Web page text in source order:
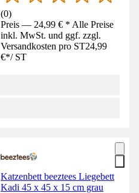
(0)
Preis — 24,99 € * Alle Preise
inkl. MwSt. und ggf. zzgl.
Versandkosten pro ST24,99
€*/ ST
Katzenbett beeztees Liegebett
Kadi 45 x 45 x 15 cm grau